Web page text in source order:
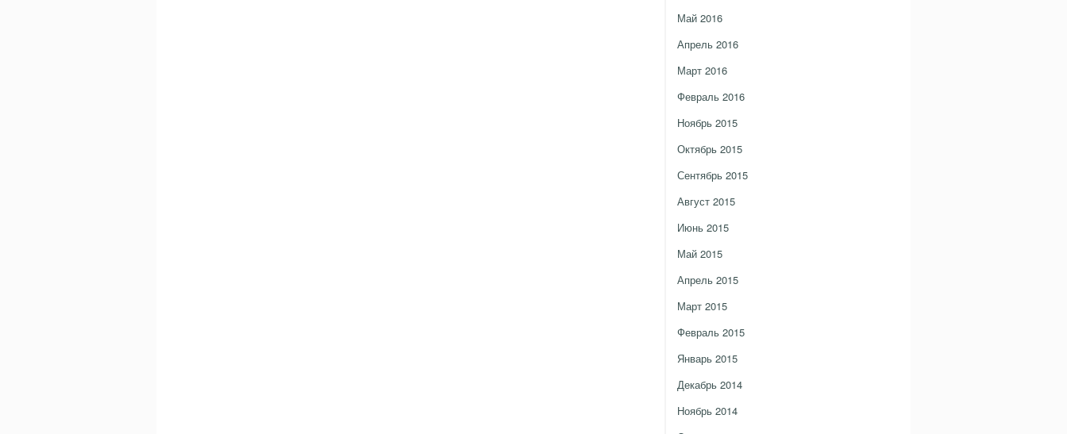
Май 2016
Апрель 2016
Март 2016
Февраль 2016
Ноябрь 2015
Октябрь 2015
Сентябрь 2015
Август 2015
Июнь 2015
Май 2015
Апрель 2015
Март 2015
Февраль 2015
Январь 2015
Декабрь 2014
Ноябрь 2014